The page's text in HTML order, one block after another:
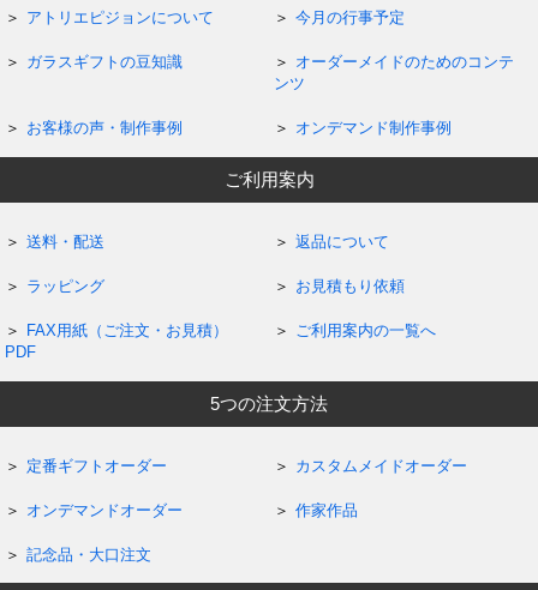
アトリエピジョンについて 今月の行事予定
ガラスギフトの豆知識
オーダーメイドのためのコンテ
ンツ
お客様の声・制作事例 オンデマンド制作事例
ご利用案内
送料・配送 返品について
ラッピング お見積もり依頼
FAX用紙（ご注文・お見積）
PDF
ご利用案内の一覧へ
5つの注文方法
定番ギフトオーダー カスタムメイドオーダー
オンデマンドオーダー 作家作品
記念品・大口注文